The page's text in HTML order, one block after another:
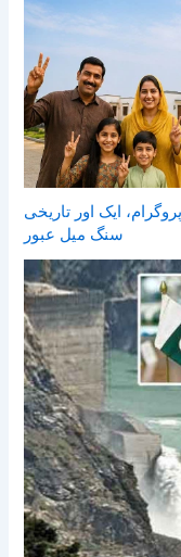
ایک اور تاریخی
سنگ میل عبور